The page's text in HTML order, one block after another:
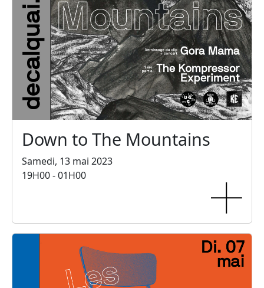
Down to The Mountains
Samedi, 13 mai 2023
19H00 - 01H00